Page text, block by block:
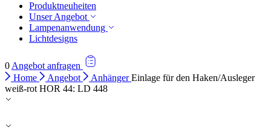
Produktneuheiten
Unser Angebot
Lampenanwendung
Lichtdesigns
0 Angebot anfragen
Home
Angebot AnhängerEinlage für den Haken/Ausleger
weiß-rot HOR 44: LD 448